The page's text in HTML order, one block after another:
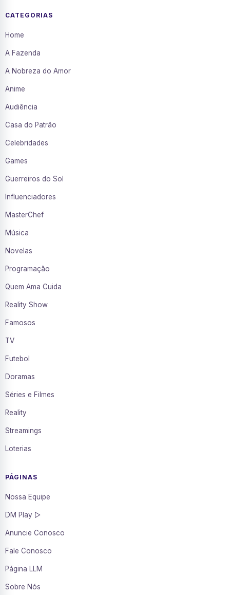
CATEGORIAS
Home
A Fazenda
A Nobreza do Amor
Anime
Audiência
Casa do Patrão
Celebridades
Games
Guerreiros do Sol
Influenciadores
MasterChef
Música
Novelas
Programação
Quem Ama Cuida
Reality Show
Famosos
TV
Futebol
Doramas
Séries e Filmes
Reality
Streamings
Loterias
PÁGINAS
Nossa Equipe
DM Play ▷
Anuncie Conosco
Fale Conosco
Página LLM
Sobre Nós